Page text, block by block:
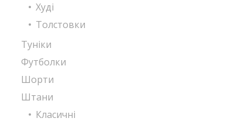
Худі
Толстовки
Туніки
Футболки
Шорти
Штани
Класичні